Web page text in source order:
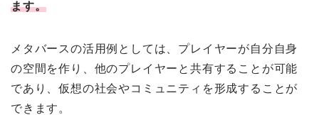
ます。
メタバースの活用例としては、プレイヤーが自分自身
の空間を作り、他のプレイヤーと共有することが可能
であり、仮想の社会やコミュニティを形成することが
できます。